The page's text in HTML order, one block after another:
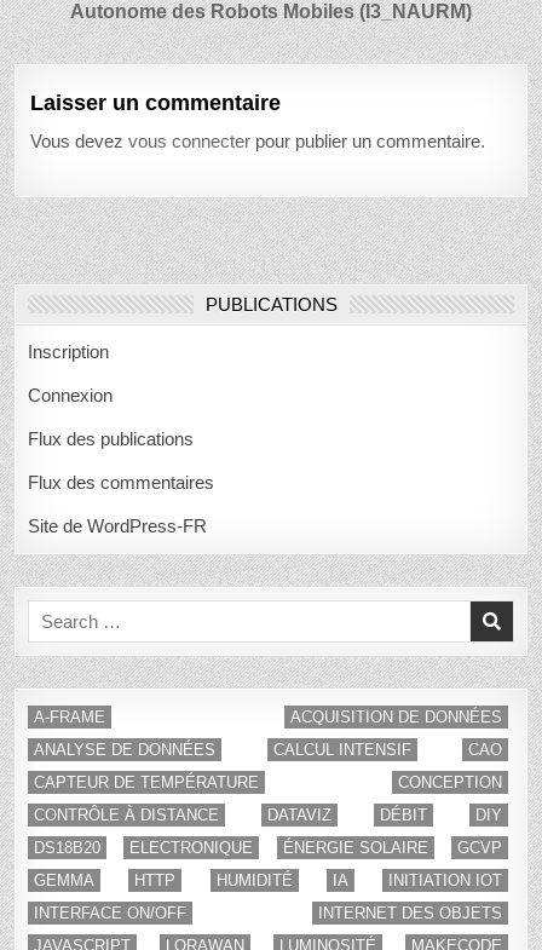
Autonome des Robots Mobiles (I3_NAURM)
Laisser un commentaire
Vous devezvous connecter pour publier un commentaire.
PUBLICATIONS
Inscription
Connexion
Flux des publications
Flux des commentaires
Site de WordPress-FR
Search
for:
A-FRAME
ACQUISITION DE DONNÉES
ANALYSE DE DONNÉES
CALCUL INTENSIF
CAO
CAPTEUR DE TEMPÉRATURE
CONCEPTION
CONTRÔLE À DISTANCE
DATAVIZ DÉBIT
DIY
DS18B20
ELECTRONIQUE ÉNERGIE SOLAIRE
GCVP
GEMMA
HTTP HUMIDITÉ IA
INITIATION IOT
INTERFACE ON/OFF
INTERNET DES OBJETS
JAVASCRIPT
LORAWAN LUMINOSITÉ MAKECODE